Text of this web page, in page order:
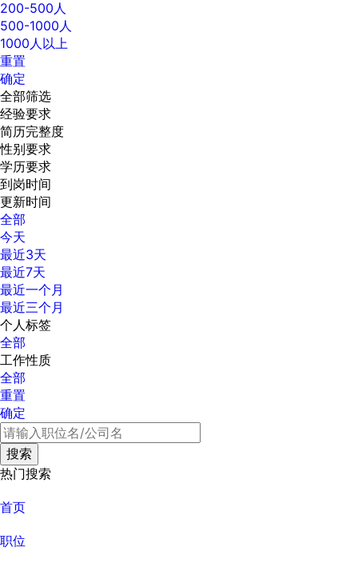
200-500人
500-1000人
1000人以上
重置
确定
全部筛选
经验要求
简历完整度
性别要求
学历要求
到岗时间
更新时间
全部
今天
最近3天
最近7天
最近一个月
最近三个月
个人标签
全部
工作性质
全部
重置
确定
热门搜索
首页
职位